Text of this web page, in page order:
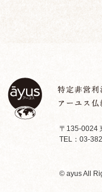
〒135-0024
TEL：03-
© ayus All